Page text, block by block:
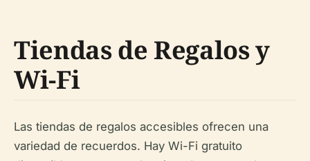
Tiendas de Regalos y
Wi-Fi
Las tiendas de regalos accesibles ofrecen una
variedad de recuerdos. Hay Wi-Fi gratuito